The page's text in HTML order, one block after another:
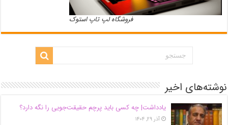
فروشگاه لپ تاپ استوک
نوشته‌های اخیر
یادداشت| ‌چه کسی باید پرچم حقیقت‌جویی را نگه دارد؟
آذر ۲۹, ۱۴۰۴